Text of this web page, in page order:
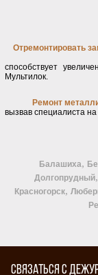
Отремонтировать
способствует
Мультилок.
Ремонт
вызвав специалиста
Балашиха,
Долгопрудный,
Красногорск,
СВЯЗАТЬСЯ С